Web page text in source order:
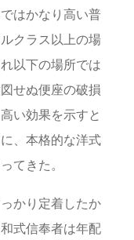
はかなり高い普
クラス以上の場
以下の場所では
せぬ便座の破損
い効果を示すと
、本格的な洋式
てきた。
かり定着したか
式信奉者は年配